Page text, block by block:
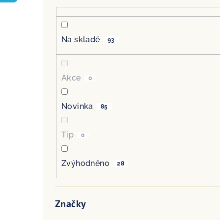
Na skladě 93
Akce 0
Novinka 85
Tip 0
Zvýhodněno 28
Značky